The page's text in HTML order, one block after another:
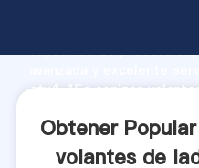
capacidad de
qty4-15a cenizas
todos los clientes.
Obtener
volantes de